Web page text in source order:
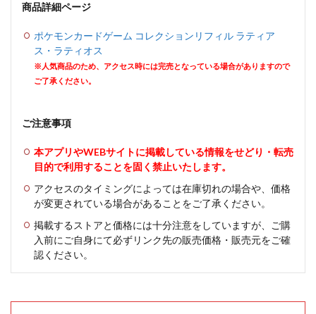
商品詳細ページ
ポケモンカードゲーム コレクションリフィル ラティア
ス・ラティオス
※人気商品のため、アクセス時には完売となっている場合がありますので
ご了承ください。
ご注意事項
本アプリやWEBサイトに掲載している情報をせどり・転売
目的で利用することを固く禁止いたします。
アクセスのタイミングによっては在庫切れの場合や、価格
が変更されている場合があることをご了承ください。
掲載するストアと価格には十分注意をしていますが、ご購
入前にご自身にて必ずリンク先の販売価格・販売元をご確
認ください。